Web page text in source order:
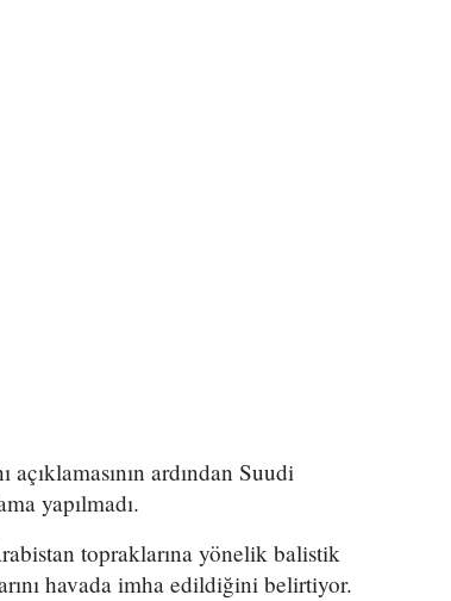
ardından Suudi
yapılmadı.
topraklarına yönelik balistik
havada imha edildiğini belirtiyor.